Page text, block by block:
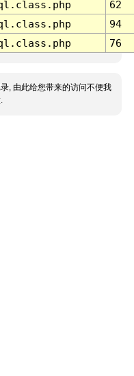
62
94
76
, 由此给您带来的访问不便我